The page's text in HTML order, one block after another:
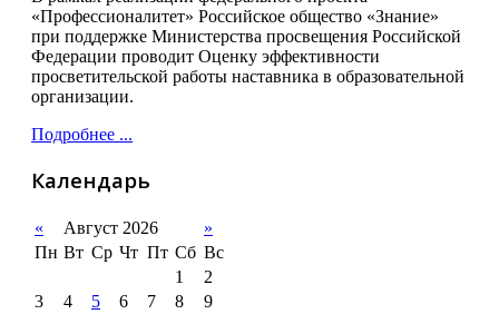
«Профессионалитет» Российское общество «Знание»
при поддержке Министерства просвещения Российской
Федерации проводит Оценку эффективности
просветительской работы наставника в образовательной
организации.
Подробнее ...
Календарь
« Август 2026
»
Пн Вт Ср Чт Пт Сб Вс
1
2
3
4 5 6 7 8
9